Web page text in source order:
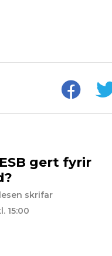
gert fyrir
skrifar
15:00